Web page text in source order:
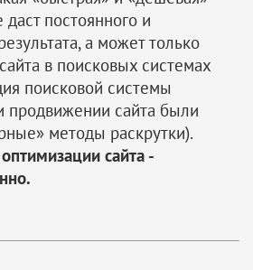
даст постоянного и
а может только
в поисковых системах
поисковой системы
продвижении сайта были
методы раскрутки).
сайта -